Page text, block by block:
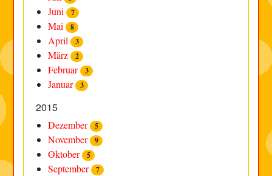
Juni 7
Mai 8
April 3
März 2
Februar 3
Januar 3
2015
Dezember 5
November 9
Oktober 5
September 7